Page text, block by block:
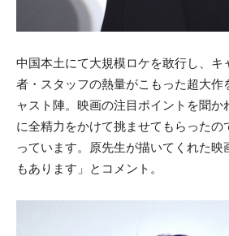
中国本土にて大規模ロケを敢行し、キ
者・スタッフの熱量がこもった超大作
ャスト陣。映画の注目ポイントを聞か
に全精力をかけて挑ませてもらったの
っています。原先生が描いてくれた映
もあります」とコメント。